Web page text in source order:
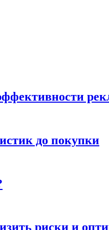
до покупки
риски и